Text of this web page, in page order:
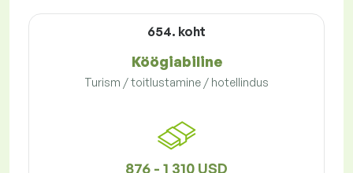
654. koht
Köögiabiline
Turism / toitlustamine / hotellindus
876 - 1 310 USD